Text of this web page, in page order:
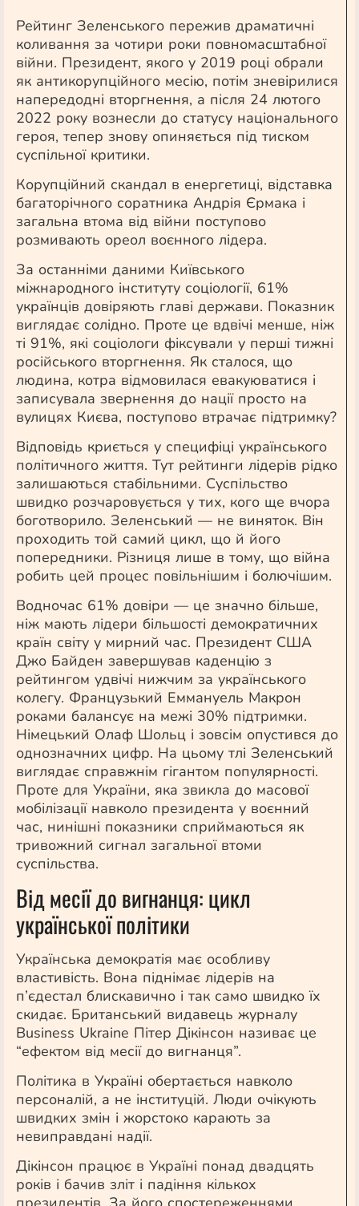
Рейтинг Зеленського пережив драматичні
коливання за чотири роки повномасштабної
війни. Президент, якого у 2019 році обрали
як антикорупційного месію, потім зневірилися
напередодні вторгнення, а після 24 лютого
2022 року вознесли до статусу національного
героя, тепер знову опиняється під тиском
суспільної критики.
Корупційний скандал в енергетиці, відставка
багаторічного соратника Андрія Єрмака і
загальна втома від війни поступово
розмивають ореол воєнного лідера.
За останніми даними Київського
міжнародного інституту соціології, 61%
українців довіряють главі держави. Показник
виглядає солідно. Проте це вдвічі менше, ніж
ті 91%, які соціологи фіксували у перші тижні
російського вторгнення. Як сталося, що
людина, котра відмовилася евакуюватися і
записувала звернення до нації просто на
вулицях Києва, поступово втрачає підтримку?
Відповідь криється у специфіці українського
політичного життя. Тут рейтинги лідерів рідко
залишаються стабільними. Суспільство
швидко розчаровується у тих, кого ще вчора
боготворило. Зеленський — не виняток. Він
проходить той самий цикл, що й його
попередники. Різниця лише в тому, що війна
робить цей процес повільнішим і болючішим.
Водночас 61% довіри — це значно більше,
ніж мають лідери більшості демократичних
країн світу у мирний час. Президент США
Джо Байден завершував каденцію з
рейтингом удвічі нижчим за українського
колегу. Французький Еммануель Макрон
роками балансує на межі 30% підтримки.
Німецький Олаф Шольц і зовсім опустився до
однозначних цифр. На цьому тлі Зеленський
виглядає справжнім гігантом популярності.
Проте для України, яка звикла до масової
мобілізації навколо президента у воєнний
час, нинішні показники сприймаються як
тривожний сигнал загальної втоми
суспільства.
Від месії до вигнанця: цикл
української політики
Українська демократія має особливу
властивість. Вона піднімає лідерів на
п’єдестал блискавично і так само швидко їх
скидає. Британський видавець журналу
Business Ukraine Пітер Дікінсон називає це
“ефектом від месії до вигнанця”.
Політика в Україні обертається навколо
персоналій, а не інституцій. Люди очікують
швидких змін і жорстоко карають за
невиправдані надії.
Дікінсон працює в Україні понад двадцять
років і бачив зліт і падіння кількох